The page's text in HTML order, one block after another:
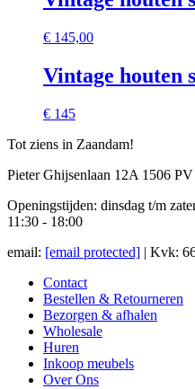
€ 145,00
Vintage houten
€ 145
Tot ziens in Zaandam!
Pieter Ghijsenlaan 12A 1506
Openingstijden: dinsdag t/m
11:30 - 18:00
email: [email protected] | Kvk:
Contact
Bestellen & Retourneren
Bezorgen & afhalen
Wholesale
Huren
Inkoop meubels
Over Ons